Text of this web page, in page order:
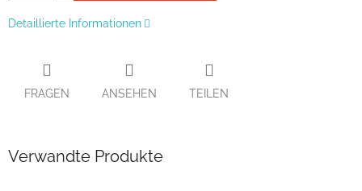
Detaillierte Informationen
FRAGEN ANSEHEN TEILEN
Verwandte Produkte